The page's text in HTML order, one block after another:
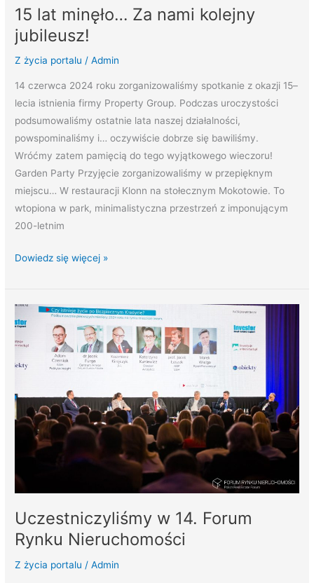
15 lat minęło… Za nami kolejny
jubileusz!
Z życia portalu /Admin
14 czerwca 2024 roku zorganizowaliśmy spotkanie z okazji 15–
lecia istnienia firmy Property Group. Podczas uroczystości
podsumowaliśmy ostatnie lata naszej działalności,
powspominaliśmy i… oczywiście dobrze się bawiliśmy.
Wróćmy zatem pamięcią do tego wyjątkowego wieczoru!
Garden Party Przyjęcie zorganizowaliśmy w przepięknym
miejscu… W restauracji Klonn na stołecznym Mokotowie. To
wtopiona w park, minimalistyczna przestrzeń z imponującym
200-letnim
Dowiedz się więcej »
Uczestniczyliśmy w 14. Forum
Rynku Nieruchomości
Z życia portalu /Admin
Uczestniczyliśmy
w
14.
Forum
Nieruchomości